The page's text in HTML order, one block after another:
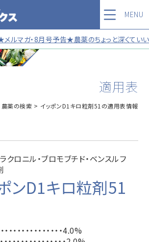
ルマガ・8月号予告★農薬のちょっと深くて
MENU
適用表
農薬の検索 イッポンD1キロ粒剤51の適用表情報
クロニル・ブロモブチド・ベンスルフ
ンD1キロ粒剤51
・・・・・・・・・・・・4.0%